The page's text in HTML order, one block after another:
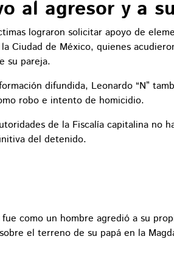
al agresor y a
lograron solicitar apoyo de
Ciudad de México, quienes
su pareja.
difundida, Leonardo “N”
robo e intento de homicidio.
de la Fiscalía capitalina no
del detenido.
fue como un hombre agredió a su
el terreno de su papá en la